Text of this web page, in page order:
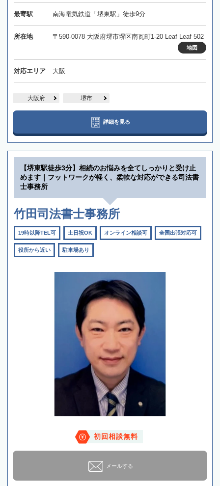
最寄駅 南海電気鉄道「堺東駅」徒歩9分
所在地 〒590-0078 大阪府堺市堺区南瓦町1-20 Leaf Leaf 502
地図
対応エリア 大阪
大阪府 堺市
詳細を見る
【堺東駅徒歩3分】相続のお悩みを全てしっかりと受け止
めます｜フットワークが軽く、柔軟な対応ができる司法書
士事務所
竹田司法書士事務所
19時以降TEL可 土日祝OK オンライン相談可 全国出張対応可
役所から近い 駐車場あり
初回相談無料
メールする